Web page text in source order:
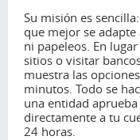
Su misión es
que mejor se
ni papeleos. En
sitios o visitar
muestra las
minutos. Todo se
una entidad
directamente a tu
24 horas.